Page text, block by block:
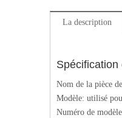
La description
Spécification
Nom de la pièce
Modèle: utilisé
Numéro de